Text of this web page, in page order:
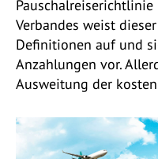
Verbandes weist
Definitionen auf und
Anzahlungen vor.
Ausweitung der